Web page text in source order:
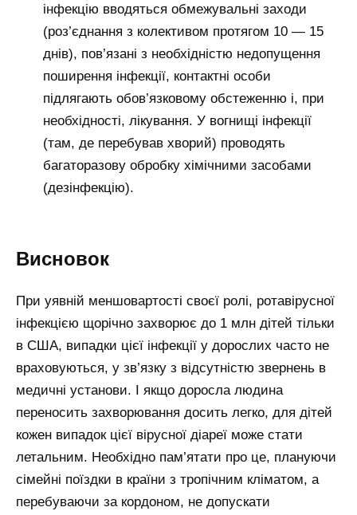
інфекцію вводяться обмежувальні заходи
(роз’єднання з колективом протягом 10 — 15
днів), пов’язані з необхідністю недопущення
поширення інфекції, контактні особи
підлягають обов’язковому обстеженню і, при
необхідності, лікування. У вогнищі інфекції
(там, де перебував хворий) проводять
багаторазову обробку хімічними засобами
(дезінфекцію).
Висновок
При уявній меншовартості своєї ролі, ротавірусної
інфекцією щорічно захворює до 1 млн дітей тільки
в США, випадки цієї інфекції у дорослих часто не
враховуються, у зв’язку з відсутністю звернень в
медичні установи. І якщо доросла людина
переносить захворювання досить легко, для дітей
кожен випадок цієї вірусної діареї може стати
летальним. Необхідно пам’ятати про це, плануючи
сімейні поїздки в країни з тропічним кліматом, а
перебуваючи за кордоном, не допускати